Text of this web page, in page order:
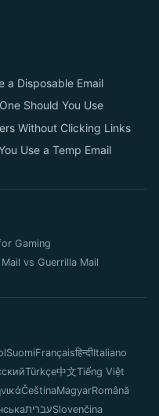
a Disposable Email
Should You Use
Without Clicking Links
Use a Temp Email
Gaming
vs Guerrilla Mail
SuomiFrançaisहिन्दीItaliano
Türkçe中文Tiếng Việt
ČeštinaMagyarRomână
עבריתSlovenčina